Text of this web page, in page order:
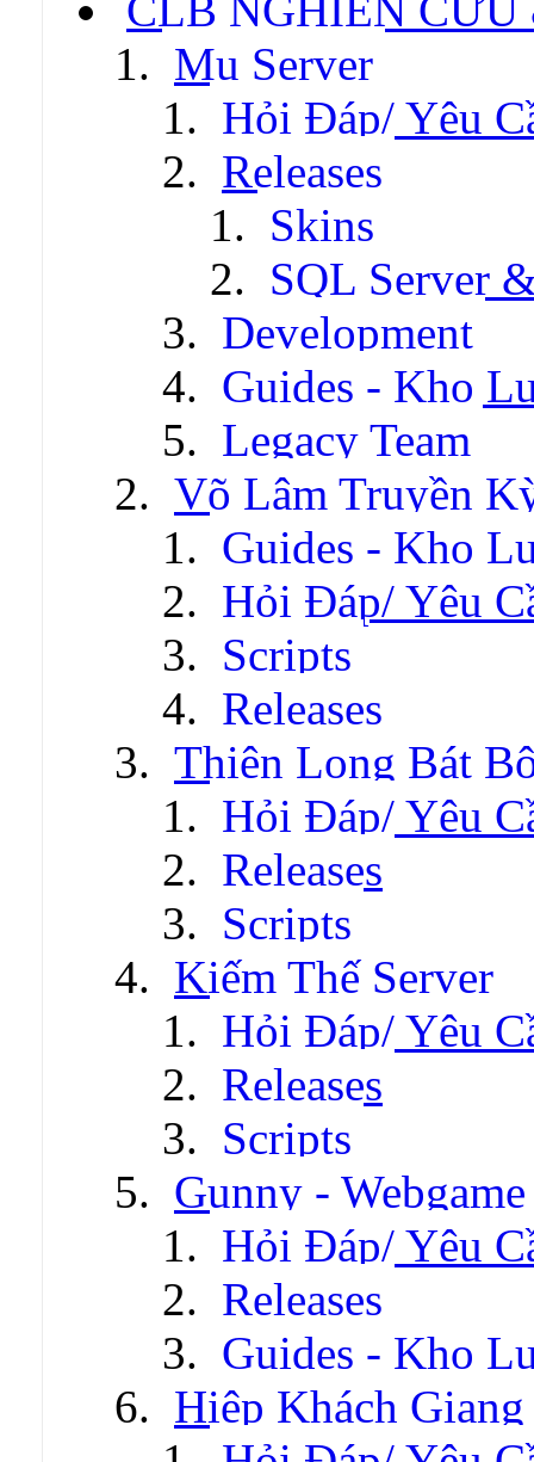
Mu Server
Hỏi Đáp/ Yêu
Releases
Skins
SQL Server
Development
Guides - Kho
Legacy Team
Võ Lâm Truyền
Guides - Kho
Hỏi Đáp/ Yêu
Scripts
Releases
Thiên Long Bát
Hỏi Đáp/ Yêu
Releases
Scripts
Kiếm Thế Server
Hỏi Đáp/ Yêu
Releases
Scripts
Gunny -
Hỏi Đáp/ Yêu
Releases
Guides - Kho
Hiệp Khách